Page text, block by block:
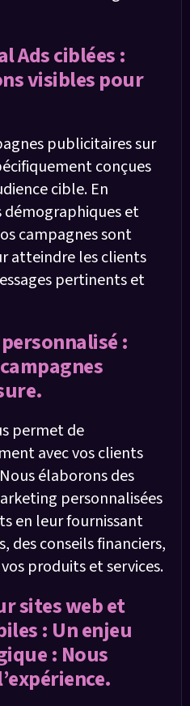
Ads ciblées :
visibles pour
publicitaires sur
conçues
cible. En
démographiques et
campagnes sont
atteindre les clients
pertinents et
:
permet de
avec vos clients
élaborons des
personnalisées
en leur fournissant
des conseils financiers,
produits et services.
sites web et
: Un enjeu
: Nous